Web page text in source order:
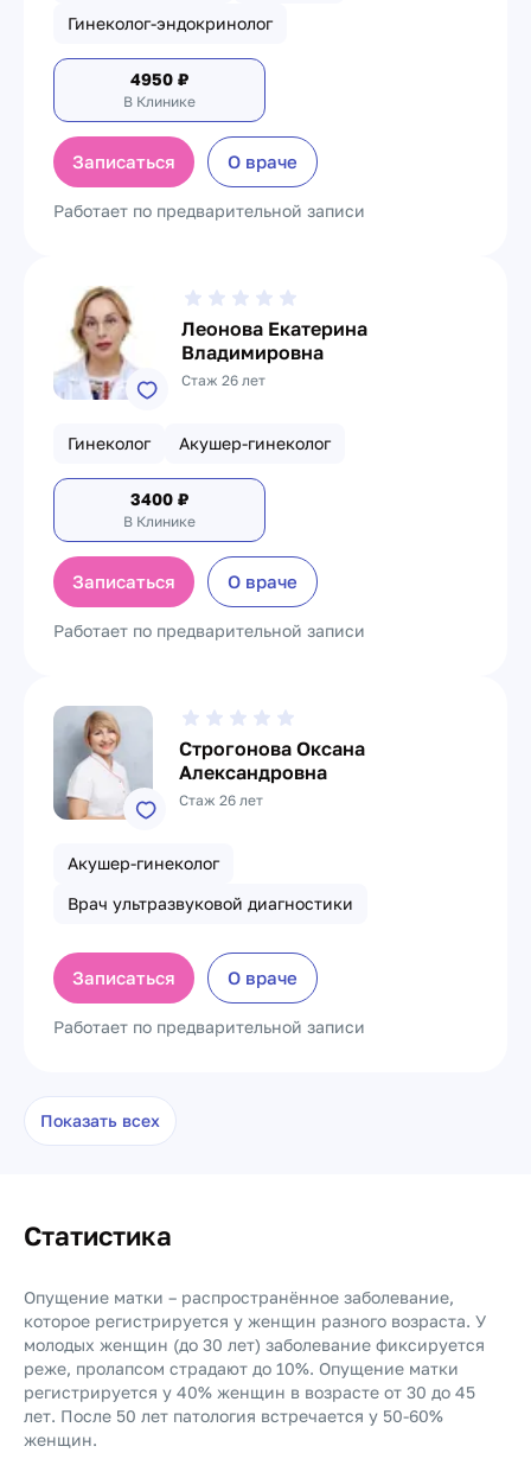
Гинеколог-эндокринолог
4950 ₽
В Клинике
Записаться О враче
Работает по предварительной записи
Леонова Екатерина
Владимировна
Стаж 26 лет
Гинеколог Акушер-гинеколог
3400 ₽
В Клинике
Записаться О враче
Работает по предварительной записи
Строгонова Оксана
Александровна
Стаж 26 лет
Акушер-гинеколог
Врач ультразвуковой диагностики
Записаться О враче
Работает по предварительной записи
Показать всех
Статистика
Опущение матки – распространённое заболевание,
которое регистрируется у женщин разного возраста. У
молодых женщин (до 30 лет) заболевание фиксируется
реже, пролапсом страдают до 10%. Опущение матки
регистрируется у 40% женщин в возрасте от 30 до 45
лет. После 50 лет патология встречается у 50-60%
женщин.